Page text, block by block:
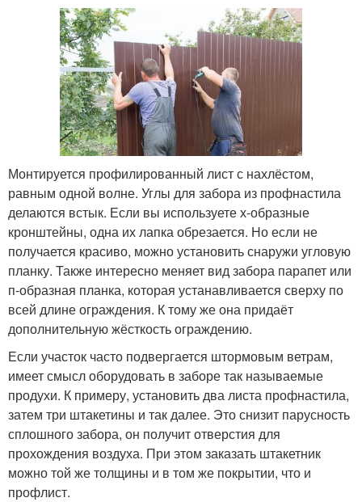
Монтируется профилированный лист с нахлёстом,
равным одной волне. Углы для забора из профнастила
делаются встык. Если вы используете х-образные
кронштейны, одна их лапка обрезается. Но если не
получается красиво, можно установить снаружи угловую
планку. Также интересно меняет вид забора парапет или
п-образная планка, которая устанавливается сверху по
всей длине ограждения. К тому же она придаёт
дополнительную жёсткость ограждению.
Если участок часто подвергается штормовым ветрам,
имеет смысл оборудовать в заборе так называемые
продухи. К примеру, установить два листа профнастила,
затем три штакетины и так далее. Это снизит парусность
сплошного забора, он получит отверстия для
прохождения воздуха. При этом заказать штакетник
можно той же толщины и в том же покрытии, что и
профлист.